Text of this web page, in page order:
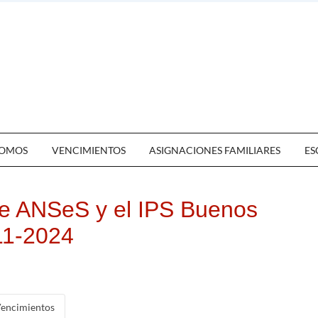
VENCIMIENTOS ASIGNACIONES FAMILIARES
ANSeS y el IPS Buenos
2024